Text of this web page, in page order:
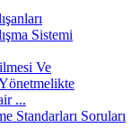
Sistemi
Ve
...
Standarları Soruları